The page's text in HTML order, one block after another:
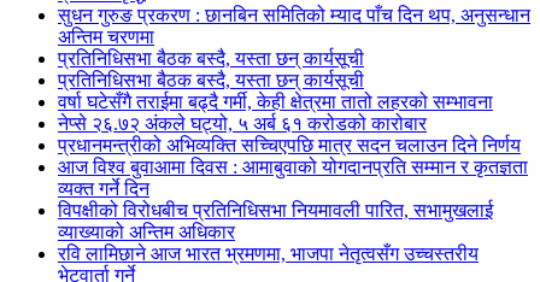
सुधन गुरुङ प्रकरण : छानबिन समितिको म्याद पाँच दिन थप, अनुसन्धान
अन्तिम चरणमा
प्रतिनिधिसभा बैठक बस्दै, यस्ता छन् कार्यसूची
प्रतिनिधिसभा बैठक बस्दै, यस्ता छन् कार्यसूची
वर्षा घटेसँगै तराईमा बढ्दै गर्मी, केही क्षेत्रमा तातो लहरको सम्भावना
नेप्से २६.७२ अंकले घट्यो, ५ अर्ब ६१ करोडको कारोबार
प्रधानमन्त्रीको अभिव्यक्ति सच्चिएपछि मात्र सदन चलाउन दिने निर्णय
आज विश्व बुवाआमा दिवस : आमाबुवाको योगदानप्रति सम्मान र कृतज्ञता
व्यक्त गर्ने दिन
विपक्षीको विरोधबीच प्रतिनिधिसभा नियमावली पारित, सभामुखलाई
व्याख्याको अन्तिम अधिकार
रवि लामिछाने आज भारत भ्रमणमा, भाजपा नेतृत्वसँग उच्चस्तरीय
भेटवार्ता गर्ने